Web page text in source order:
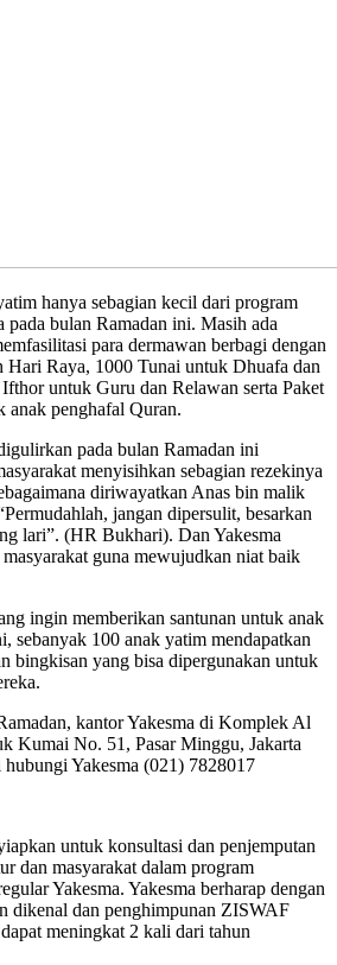
hanya sebagian kecil dari program
pada bulan Ramadan ini. Masih ada
para dermawan berbagi dengan
Hari Raya, 1000 Tunai untuk Dhuafa dan
untuk Guru dan Relawan serta Paket
anak penghafal Quran.
pada bulan Ramadan ini
menyisihkan sebagian rezekinya
diriwayatkan Anas bin malik
jangan dipersulit, besarkan
lari”. (HR Bukhari). Dan Yakesma
guna mewujudkan niat baik
ingin memberikan santunan untuk anak
sebanyak 100 anak yatim mendapatkan
bingkisan yang bisa dipergunakan untuk
kantor Yakesma di Komplek Al
Kumai No. 51, Pasar Minggu, Jakarta
Yakesma (021) 7828017
untuk konsultasi dan penjemputan
dan masyarakat dalam program
Yakesma. Yakesma berharap dengan
dikenal dan penghimpunan ZISWAF
meningkat 2 kali dari tahun